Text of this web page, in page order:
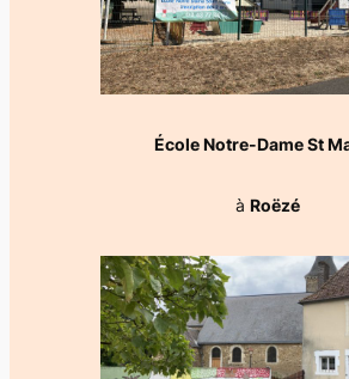
École Notre-Dame St
à Roëzé